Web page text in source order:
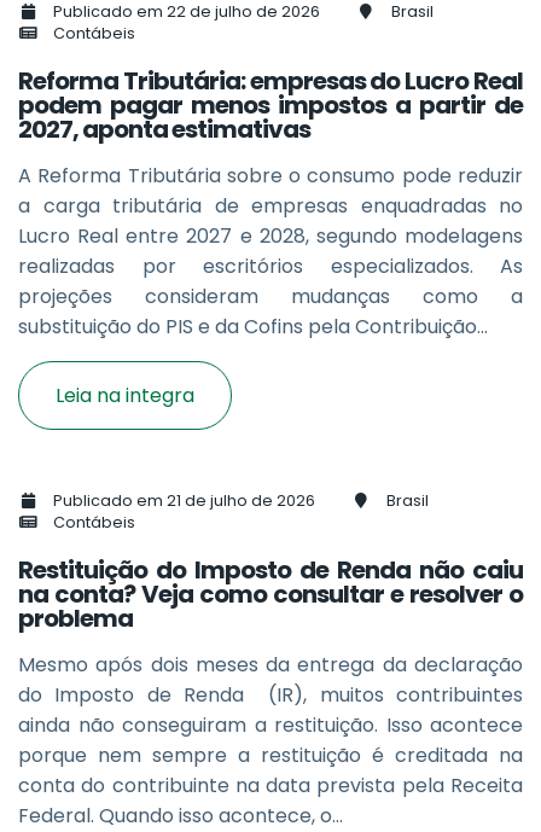
Publicado em 22 de julho de 2026
Brasil
Contábeis
Reforma Tributária: empresas do Lucro Real
podem pagar menos impostos a partir de
2027, aponta estimativas
A Reforma Tributária sobre o consumo pode reduzir
a carga tributária de empresas enquadradas no
Lucro Real entre 2027 e 2028, segundo modelagens
realizadas por escritórios especializados. As
projeções consideram mudanças como a
substituição do PIS e da Cofins pela Contribuição...
Leia na integra
Publicado em 21 de julho de 2026
Brasil
Contábeis
Restituição do Imposto de Renda não caiu
na conta? Veja como consultar e resolver o
problema
Mesmo após dois meses da entrega da declaração
do Imposto de Renda (IR), muitos contribuintes
ainda não conseguiram a restituição. Isso acontece
porque nem sempre a restituição é creditada na
conta do contribuinte na data prevista pela Receita
Federal. Quando isso acontece, o...